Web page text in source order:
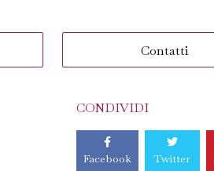
Contatti
CONDIVIDI
Facebook Twitter